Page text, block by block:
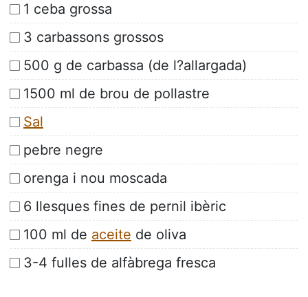
1 ceba grossa
3 carbassons grossos
500 g de carbassa (de l?allargada)
1500 ml de brou de pollastre
Sal
pebre negre
orenga i nou moscada
6 llesques fines de pernil ibèric
100 ml de aceite de oliva
3-4 fulles de alfàbrega fresca